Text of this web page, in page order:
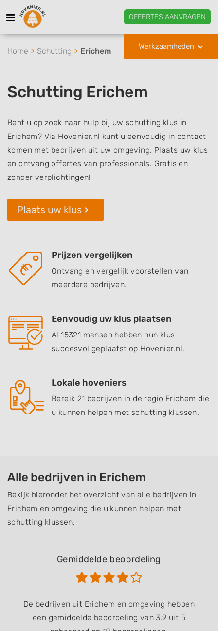
OFFERTES AANVRAGEN
Werkzaamheden
Home Schutting Erichem
Schutting Erichem
Bent u op zoek naar hulp bij uw schutting klus in
Erichem? Via Hovenier.nl kunt u eenvoudig in contact
komen met bedrijven uit uw omgeving. Plaats uw klus
en ontvang offertes van professionals. Gratis en
zonder verplichtingen!
Plaats uw klus
Prijzen vergelijken
Ontvang en vergelijk voorstellen van
meerdere bedrijven.
Eenvoudig uw klus plaatsen
Al 15321 mensen hebben hun klus
succesvol geplaatst op Hovenier.nl.
Lokale hoveniers
Bereik 21 bedrijven in de regio Erichem die
u kunnen helpen met schutting klussen.
Alle bedrijven in Erichem
Bekijk hieronder het overzicht van alle bedrijven in
Erichem en omgeving die u kunnen helpen met
schutting klussen.
Gemiddelde beoordeling
De bedrijven uit Erichem en omgeving hebben
een gemiddelde beoordeling van 3.9 uit 5